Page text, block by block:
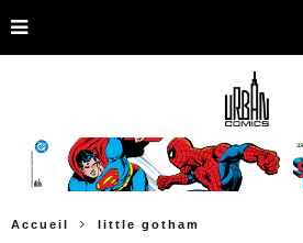
Accueil little gotham